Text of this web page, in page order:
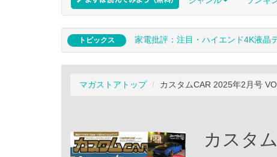
トピックス 家電批評：注目・ハイエンド4K液晶
マガストアトップ カスタムCAR 2025年2月号
カスタ